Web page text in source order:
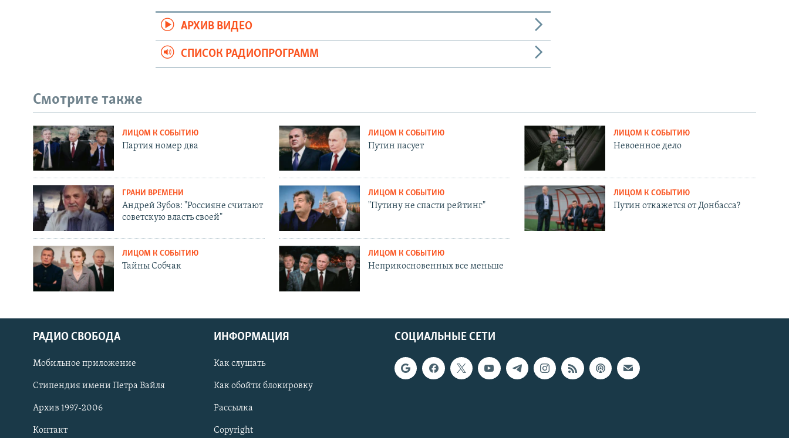
СОЦИАЛЬНЫЕ СЕТИ
АРХИВ ВИДЕО
СПИСОК РАДИОПРОГРАММ
Смотрите также
ЛИЦОМ К СОБЫТИЮ
Партия номер два
ЛИЦОМ К СОБЫТИЮ
Путин пасует
ЛИЦОМ К СОБЫТИЮ
Невоенное дело
ГРАНИ ВРЕМЕНИ
Андрей Зубов: "Россияне считают
советскую власть своей"
ЛИЦОМ К СОБЫТИЮ
"Путину не спасти рейтинг"
ЛИЦОМ К СОБЫТИЮ
Путин откажется от Донбасса?
ЛИЦОМ К СОБЫТИЮ
Тайны Собчак
ЛИЦОМ К СОБЫТИЮ
Неприкосновенных все меньше
СОЦИАЛЬНЫЕ СЕТИ
РАДИО СВОБОДА
Мобильное приложение
Стипендия имени Петра Вайля
Архив 1997-2006
Контакт
ИНФОРМАЦИЯ
Как слушать
Как обойти блокировку
Рассылка
Copyright